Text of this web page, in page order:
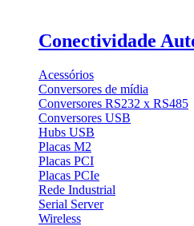
Conectividade
Acessórios
Conversores de mídia
Conversores RS232 x RS485
Conversores USB
Hubs USB
Placas M2
Placas PCI
Placas PCIe
Rede Industrial
Serial Server
Wireless